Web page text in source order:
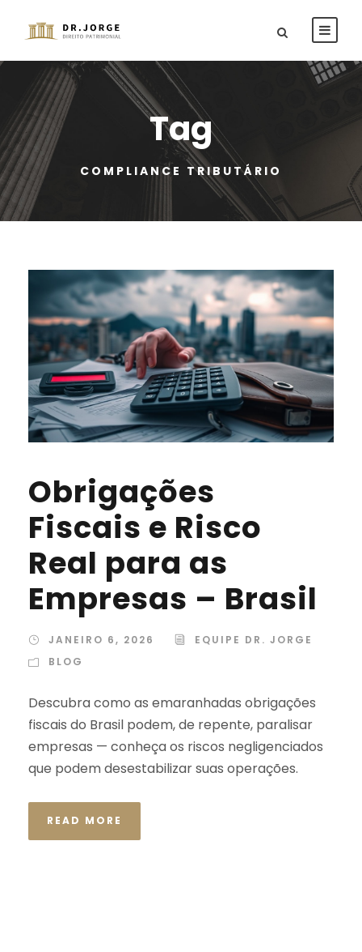
Tag
COMPLIANCE TRIBUTÁRIO
Obrigações
Fiscais e Risco
Real para as
Empresas – Brasil
JANEIRO 6, 2026
EQUIPE DR. JORGE
BLOG
Descubra como as emaranhadas obrigações
fiscais do Brasil podem, de repente, paralisar
empresas — conheça os riscos negligenciados
que podem desestabilizar suas operações.
READ MORE